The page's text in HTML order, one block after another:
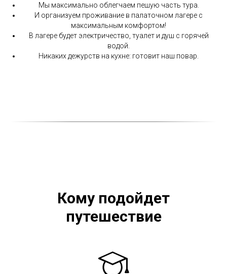
Мы максимально облегчаем пешую часть тура.
И организуем проживание в палаточном лагере с
максимальным комфортом!
В лагере будет электричество, туалет и душ с горячей
водой.
Никаких дежурств на кухне: готовит наш повар.
Кому подойдет
путешествие